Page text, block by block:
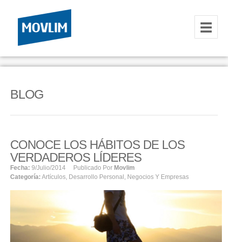
INICIO
HOSTING
HOSTING
RESELLER
SERVIDORES VPS
SERVIDORES VPS WINDOWS
BLOG
CONOCE LOS HÁBITOS DE LOS
VERDADEROS LÍDERES
Fecha: 9/julio/2014 Publicado Por Movlim
Categoría: Artículos, Desarrollo Personal , Negocios Y Empresas